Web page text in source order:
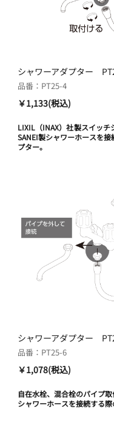
シャワーアダプター
品番：PT25-4
￥1,133(税込)
LIXIL（INAX）社製スイッチ
SANEI製シャワーホースを
プター。
シャワーアダプター
品番：PT25-6
￥1,078(税込)
自在水栓、混合栓のパイプ
シャワーホースを接続する際